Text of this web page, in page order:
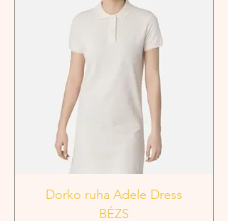
Dorko ruha Adele Dress
BÉZS